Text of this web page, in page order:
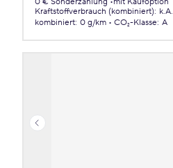
Kraftstoffverbrauch (kombiniert): k.A.
kombiniert: 0 g/km CO₂-Klasse: A